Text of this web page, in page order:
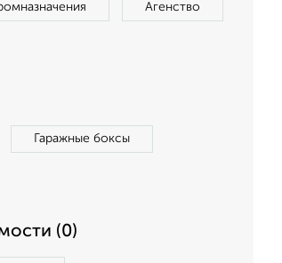
Агенство
Гаражные боксы
(0)